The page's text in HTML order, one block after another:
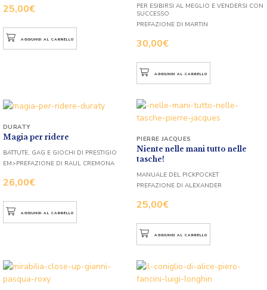
25,00€
AGGIUNGI AL CARRELLO 30,00€
PER ESIBIRSI AL MEGLIO E VENDERSI CON
SUCCESSO
PREFAZIONE DI MARTIN
AGGIUNGI AL CARRELLO
Magia per ridere
26,00€
DURATY
BATTUTE, GAG E GIOCHI DI PRESTIGIO
EM>PREFAZIONE DI RAUL CREMONA
AGGIUNGI AL CARRELLO
Niente nelle mani tutto nelle
tasche!
25,00€
PIERRE JACQUES
MANUALE DEL PICKPOCKET
PREFAZIONE DI ALEXANDER
AGGIUNGI AL CARRELLO